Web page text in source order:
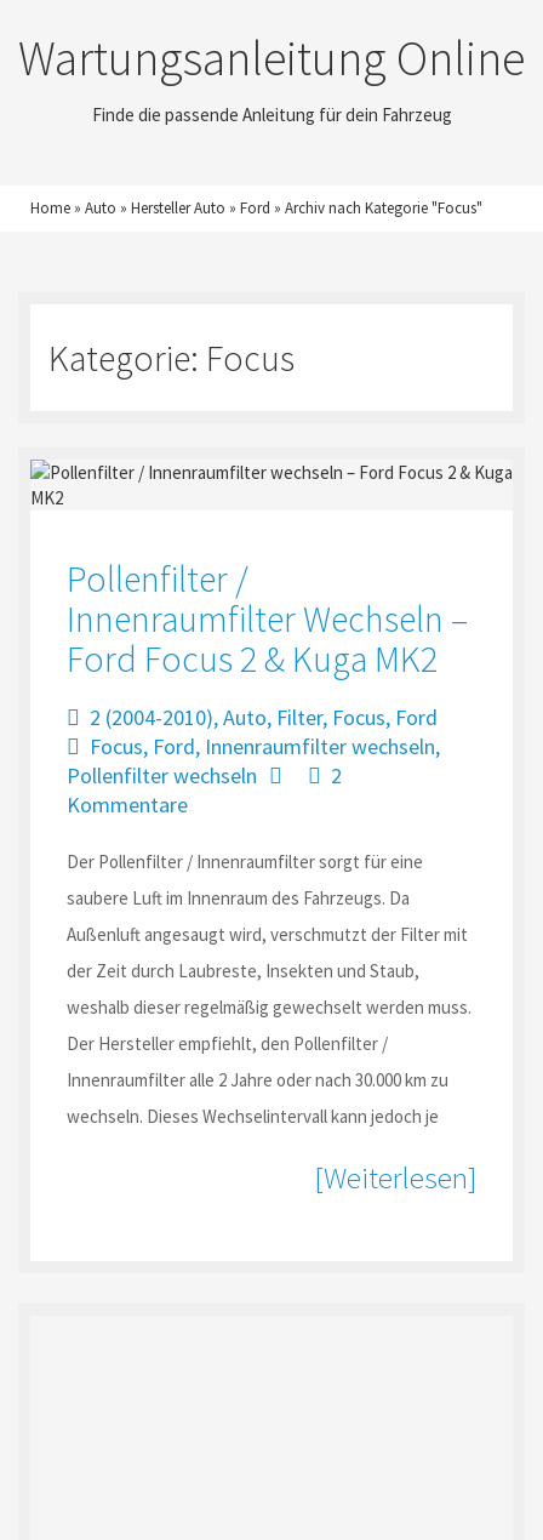
Wartungsanleitung Online
Finde die passende Anleitung für dein Fahrzeug
Home » Auto » Hersteller Auto » Ford » Archiv nach Kategorie "Focus"
Kategorie: Focus
Pollenfilter /
Innenraumfilter Wechseln –
Ford Focus 2 & Kuga MK2
2 (2004-2010),Auto, Filter, Focus, Ford
Focus, Ford, Innenraumfilter wechseln,
Pollenfilter wechseln
2
Kommentare
Der Pollenfilter / Innenraumfilter sorgt für eine
saubere Luft im Innenraum des Fahrzeugs. Da
Außenluft angesaugt wird, verschmutzt der Filter mit
der Zeit durch Laubreste, Insekten und Staub,
weshalb dieser regelmäßig gewechselt werden muss.
Der Hersteller empfiehlt, den Pollenfilter /
Innenraumfilter alle 2 Jahre oder nach 30.000 km zu
wechseln. Dieses Wechselintervall kann jedoch je
[Weiterlesen]